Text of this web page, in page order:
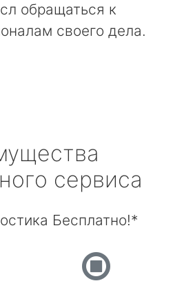
обращаться к
своего дела.
сервиса
Бесплатно!*